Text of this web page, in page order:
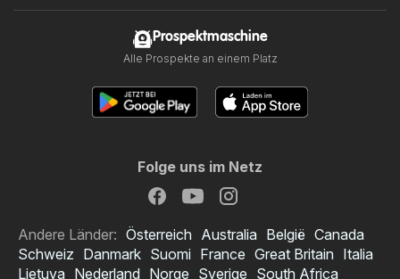
Prospektmaschine
Alle Prospekte an einem Platz
Folge uns im Netz
Andere Länder: Österreich Australia België Canada
Schweiz Danmark Suomi France Great Britain Italia
Lietuva Nederland Norge Sverige South Africa